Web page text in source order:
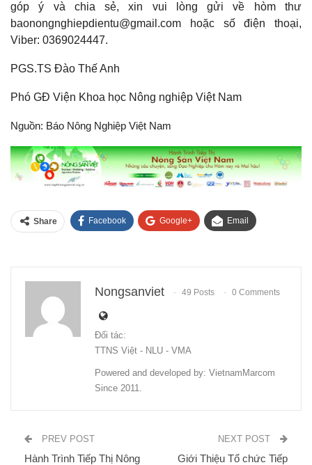
góp ý và chia sẻ, xin vui lòng gửi về hòm thư
baonongnghiepdientu@gmail.com hoặc số điện thoại,
Viber: 0369024447.
PGS.TS Đào Thế Anh
Phó GĐ Viện Khoa học Nông nghiệp Việt Nam
Nguồn: Báo Nông Nghiệp Việt Nam
Share Facebook Google+ Email
Nongsanviet 49 Posts 0 Comments
Đối tác:
TTNS Việt - NLU - VMA
Powered and developed by: VietnamMarcom
Since 2011.
PREV POST
Hành Trình Tiếp Thị Nông
NEXT POST
Giới Thiệu Tổ chức Tiếp